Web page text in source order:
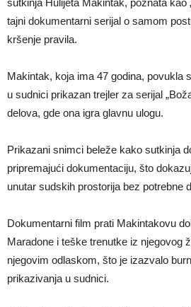
sutkinja Hulijeta Makintak, poznata kao
tajni dokumentarni serijal o samom
kršenje pravila.
Makintak, koja ima 47 godina, povukla
u sudnici prikazan trejler za serijal
delova, gde ona igra glavnu ulogu.
Prikazani snimci beleže kako sutkinja
pripremajući dokumentaciju, što
unutar sudskih prostorija bez potrebne
Dokumentarni film prati Makintakovu
Maradone i teške trenutke iz njegovog
njegovim odlaskom, što je izazvalo
prikazivanja u sudnici.